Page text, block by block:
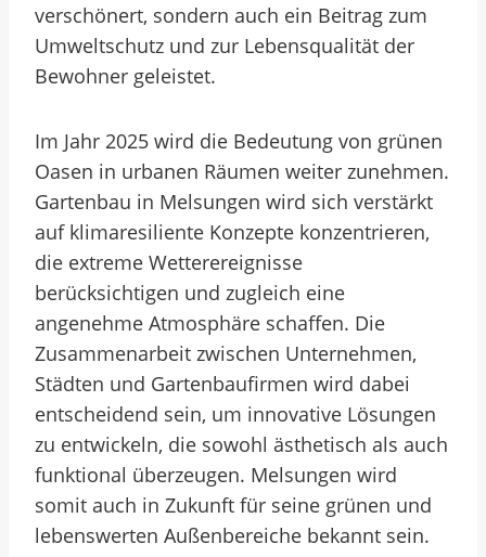
verschönert, sondern auch ein Beitrag zum
Umweltschutz und zur Lebensqualität der
Bewohner geleistet.
Im Jahr 2025 wird die Bedeutung von grünen
Oasen in urbanen Räumen weiter zunehmen.
Gartenbau in Melsungen wird sich verstärkt
auf klimaresiliente Konzepte konzentrieren,
die extreme Wetterereignisse
berücksichtigen und zugleich eine
angenehme Atmosphäre schaffen. Die
Zusammenarbeit zwischen Unternehmen,
Städten und Gartenbaufirmen wird dabei
entscheidend sein, um innovative Lösungen
zu entwickeln, die sowohl ästhetisch als auch
funktional überzeugen. Melsungen wird
somit auch in Zukunft für seine grünen und
lebenswerten Außenbereiche bekannt sein.